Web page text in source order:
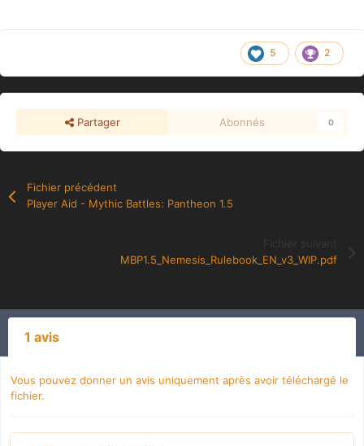
5 2
Partager Abonnés 0
Fichier précédent
Player Aid - Mythic Battles: Pantheon 1.5
Fichier suivant
MBP1.5_Nemesis_Rulebook_EN_v3_WIP.pdf
1 avis
Vous pouvez donner un avis uniquement après avoir téléchargé le
fichier.